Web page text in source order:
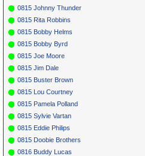
0815 Johnny Thunder
0815 Rita Robbins
0815 Bobby Helms
0815 Bobby Byrd
0815 Joe Moore
0815 Jim Dale
0815 Buster Brown
0815 Lou Courtney
0815 Pamela Polland
0815 Sylvie Vartan
0815 Eddie Philips
0815 Doobie Brothers
0816 Buddy Lucas